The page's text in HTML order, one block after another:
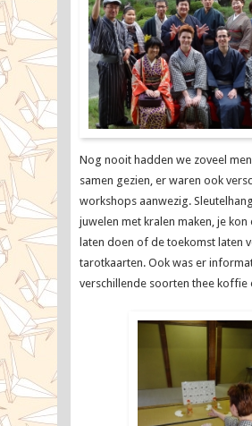
Nog nooit hadden we zoveel
samen gezien, er waren ook
workshops aanwezig.
juwelen met kralen maken, je kon
laten doen of de toekomst laten
tarotkaarten. Ook was er
verschillende soorten thee koffie